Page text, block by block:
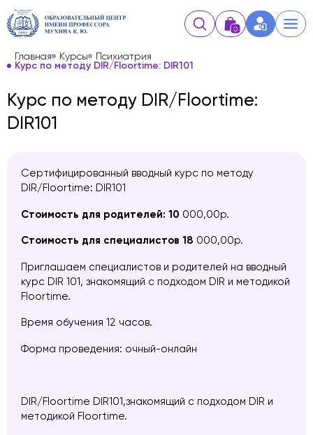
0
Главная Курсы Психиатрия
Курс по методу DIR/Floortime: DIR101
Курс по методу DIR/Floortime:
DIR101
Сертифицированный вводный курс по методу
DIR/Floortime: DIR101
Стоимость для родителей: 10 000,00р.
Стоимость для специалистов 18 000,00р.
Приглашаем специалистов и родителей на вводный
курс DIR 101, знакомящий с подходом DIR и методикой
Floortime.
Время обучения 12 часов.
Форма проведения: очный-онлайн
DIR/Floortime DIR101,знакомящий с подходом DIR и
методикой Floortime.